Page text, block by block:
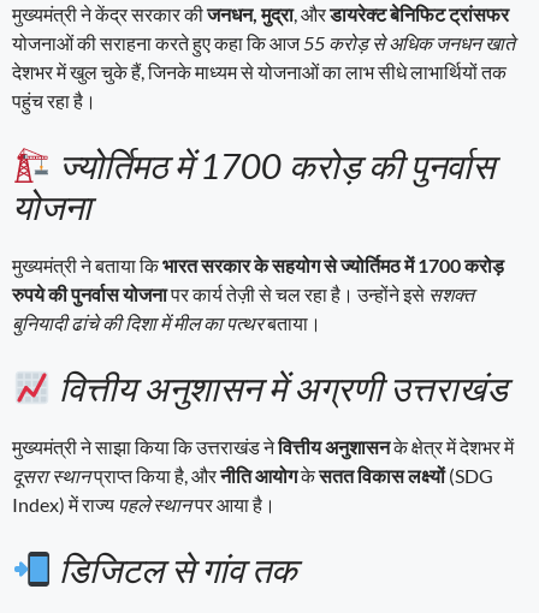
मुख्यमंत्री ने केंद्र सरकार कीजनधन, मुद्रा, औरडायरेक्ट बेनिफिट ट्रांसफर
योजनाओं की सराहना करते हुए कहा कि आज 55 करोड़ से अधिक जनधन खाते
देशभर में खुल चुके हैं, जिनके माध्यम से योजनाओं का लाभ सीधे लाभार्थियों तक
पहुंच रहा है।
ज्योर्तिमठ में 1700 करोड़ की पुनर्वास
योजना
मुख्यमंत्री ने बताया किभारत सरकार के सहयोग से ज्योर्तिमठ में 1700 करोड़
रुपये की पुनर्वास योजनापर कार्य तेज़ी से चल रहा है। उन्होंने इसे सशक्त
बुनियादी ढांचे की दिशा में मील का पत्थरबताया।
वित्तीय अनुशासन में अग्रणी उत्तराखंड
मुख्यमंत्री ने साझा किया कि उत्तराखंड नेवित्तीय अनुशासनके क्षेत्र में देशभर में
दूसरा स्थानप्राप्त किया है, औरनीति आयोगकेसतत विकास लक्ष्यों(SDG
Index) में राज्य पहले स्थानपर आया है।
डिजिटल से गांव तक